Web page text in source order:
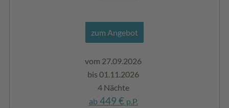
zum Angebot
vom 27.09.2026
bis 01.11.2026
4 Nächte
ab449 € p.P.